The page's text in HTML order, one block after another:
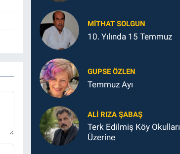
MITHAT SOLGUN
10. Yılında 15 Temmuz
GUPSE ÖZLEN
Temmuz Ayı
ALI RIZA ŞABAŞ
Terk Edilmiş Köy Okulları
Üzerine